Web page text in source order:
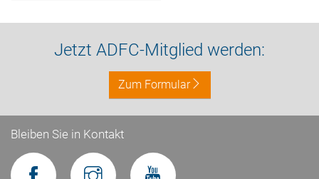
Jetzt ADFC-Mitglied werden:
Zum Formular
Bleiben Sie in Kontakt